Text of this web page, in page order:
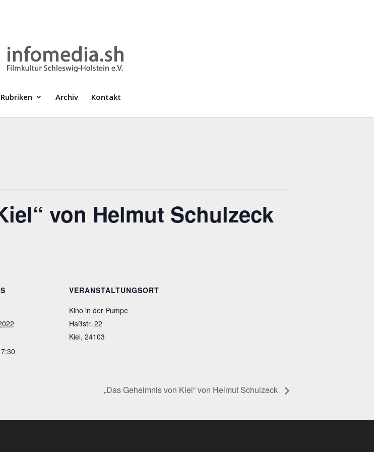
Rubriken Archiv Kontakt
von Helmut Schulzeck
VERANSTALTUNGSORT
Kino in der Pumpe
Haßstr. 22
Kiel, 24103
„Das Geheimnis von Kiel“ von Helmut Schulzeck